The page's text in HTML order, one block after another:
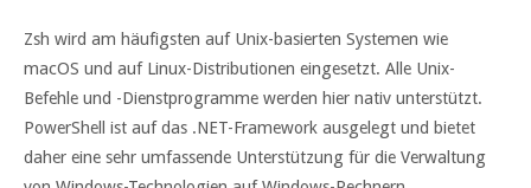
Zsh wird am häufigsten auf Unix-basierten Systemen wie
macOS und auf Linux-Distributionen eingesetzt. Alle Unix-
Befehle und -Dienstprogramme werden hier nativ unterstützt.
PowerShell ist auf das .NET-Framework ausgelegt und bietet
daher eine sehr umfassende Unterstützung für die Verwaltung